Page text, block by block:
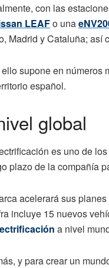
con las
LEAFo una
Madrid y Cataluña; así
supone en números
español.
global
es uno de
plazo de la compañía
acelerará sus
incluye 15 nuevos
a nivel
y para crear un